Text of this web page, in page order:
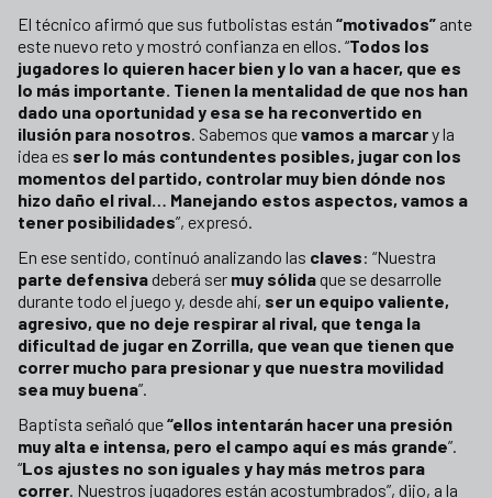
El técnico afirmó que sus futbolistas están “motivados” ante
este nuevo reto y mostró confianza en ellos. “Todos los
jugadores lo quieren hacer bien y lo van a hacer, que es
lo más importante. Tienen la mentalidad de que nos han
dado una oportunidad y esa se ha reconvertido en
ilusión para nosotros. Sabemos quevamos a marcary la
idea es ser lo más contundentes posibles, jugar con los
momentos del partido, controlar muy bien dónde nos
hizo daño el rival… Manejando estos aspectos, vamos a
tener posibilidades”, expresó.
En ese sentido, continuó analizando las claves: “Nuestra
parte defensivadeberá ser muy sólidaque se desarrolle
durante todo el juego y, desde ahí, ser un equipo valiente,
agresivo, que no deje respirar al rival, que tenga la
dificultad de jugar en Zorrilla, que vean que tienen que
correr mucho para presionar y que nuestra movilidad
sea muy buena”.
Baptista señaló que“ellos intentarán hacer una presión
muy alta e intensa, pero el campo aquí es más grande”.
“Los ajustes no son iguales y hay más metros para
correr. Nuestros jugadores están acostumbrados”, dijo, a la